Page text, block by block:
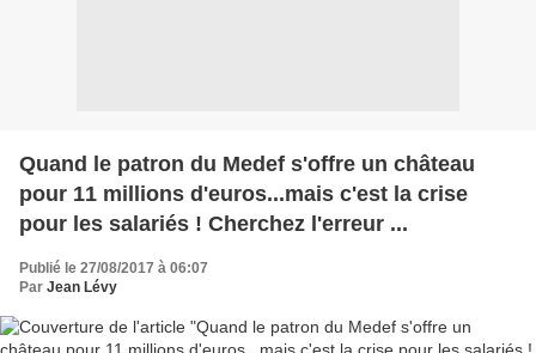
Quand le patron du Medef s'offre un château
pour 11 millions d'euros...mais c'est la crise
pour les salariés ! Cherchez l'erreur ...
Publié le 27/08/2017 à 06:07
Par Jean Lévy